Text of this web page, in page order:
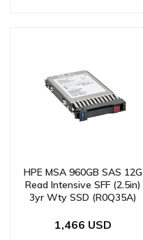
HPE MSA 960GB SAS 12G
Read Intensive SFF (2.5in)
3yr Wty SSD (R0Q35A)
1,466